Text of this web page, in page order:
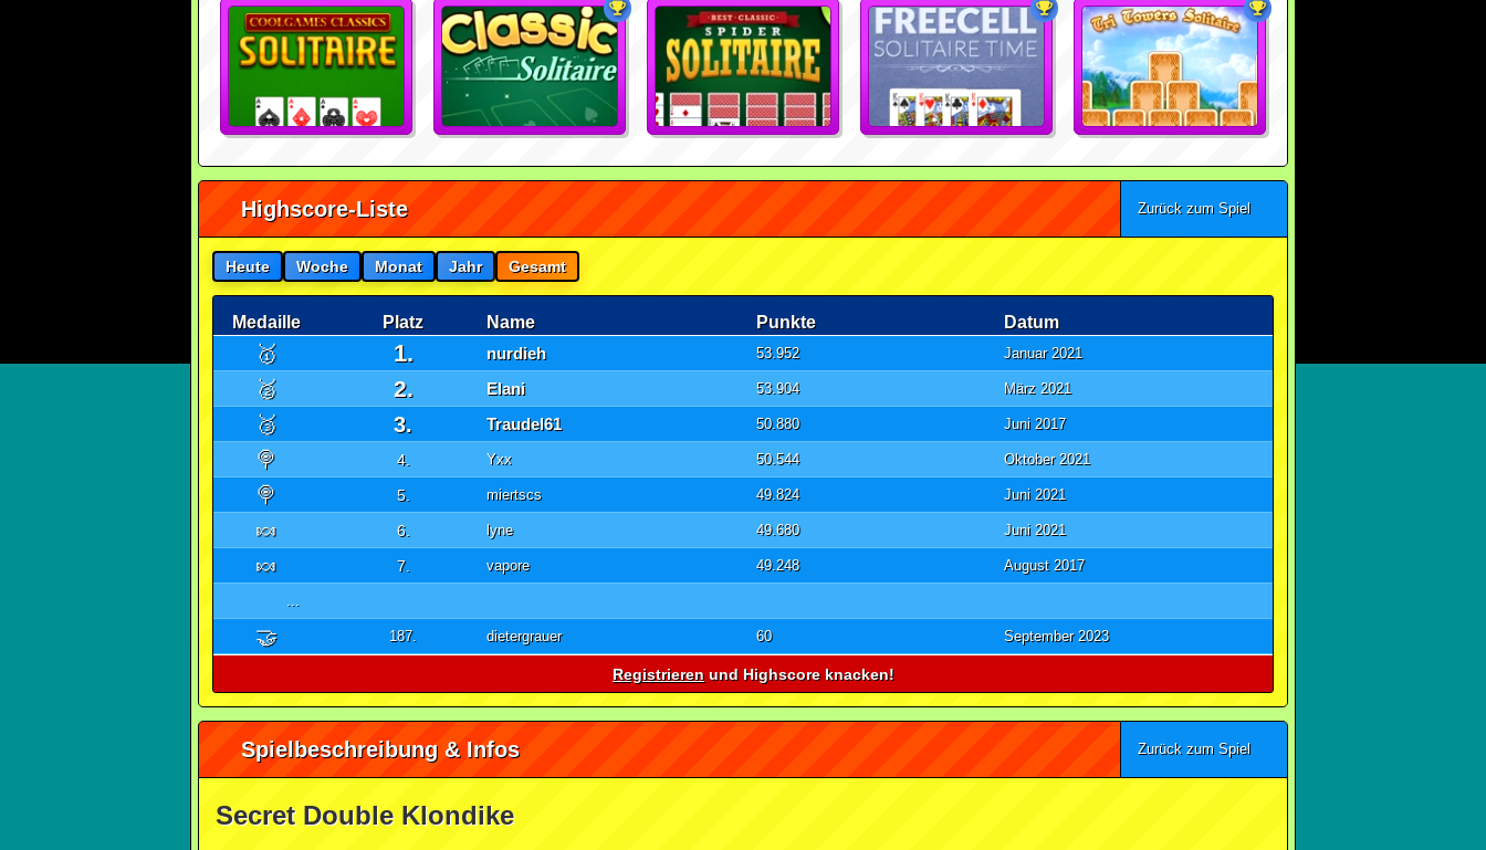
Highscore-Liste Zurück zum Spiel
Heute Woche Monat Jahr Gesamt
Medaille Platz Name Punkte Datum
🥇 1. nurdieh 53.952 Januar 2021
🥈 2. Elani 53.904 März 2021
🥉 3. Traudel61 50.880 Juni 2017
🍭 4. Yxx 50.544 Oktober 2021
🍭 5. miertscs 49.824 Juni 2021
🍬 6. lyne 49.680 Juni 2021
🍬 7. vapore 49.248 August 2017
...
🤝 187. dietergrauer 60 September 2023
Registrieren und Highscore knacken!
Spielbeschreibung & Infos Zurück zum Spiel
Secret Double Klondike